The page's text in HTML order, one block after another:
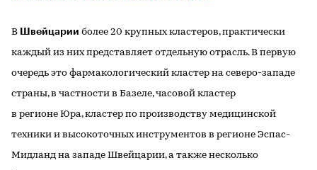
В Швейцарии более 20 крупных кластеров, практически
каждый из них представляет отдельную отрасль. В первую
очередь это фармакологический кластер на северо-западе
страны, в частности в Базеле, часовой кластер
в регионе Юра, кластер по производству медицинской
техники и высокоточных инструментов в регионе Эспас-
Мидланд на западе Швейцарии, а также несколько